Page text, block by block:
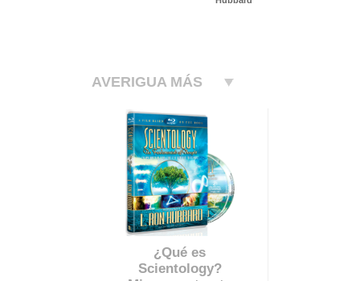
AVERIGUA MÁS
¿Qué es
Scientology?